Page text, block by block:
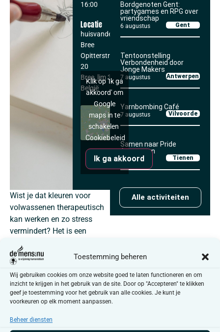
Toestemming beheren
Wij gebruiken cookies om onze website goed te laten functioneren en om
inzicht te krijgen in het gebruik van de site. Door op "Accepteren" te klikken
geef je toestemming voor het gebruik van alle cookies. Je kunt je
voorkeuren op elk moment aanpassen.
Beheer diensten
16:00
Locatie
huisvandeMens
Bree
Opitterstraat
20
Bree, lim3960
België
Klik op 'Ik ga
akkoord' om
Google
maps in te
schakelen
Cookiebeleid
Ik ga akkoord
Wist je dat kleuren voor
volwassenen therapeutisch
kan werken en zo stress
vermindert? Het is een
waardevol hulpmiddel om
nutteloze gedachten en
gevoelens te beheersen. Je
kan je eigen creativiteit
ontdekken en je
concentratievermogen
een plezierige manier om je
Bordgenoten Gent:
partygames en RPG over
vriendschap
6 augustus Gent
Tentoonstelling
Verbondenheid door
Jonge Makers
7 augustus Antwerpen
Yarnbombing Café
7 augustus Vilvoorde
Samen naar Pride
Antwerpen
8 augustus Tienen
Alle activiteiten